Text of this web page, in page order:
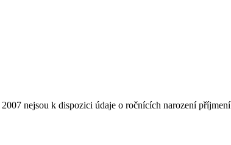
nejsou k dispozici údaje o ročnících narození příjmení